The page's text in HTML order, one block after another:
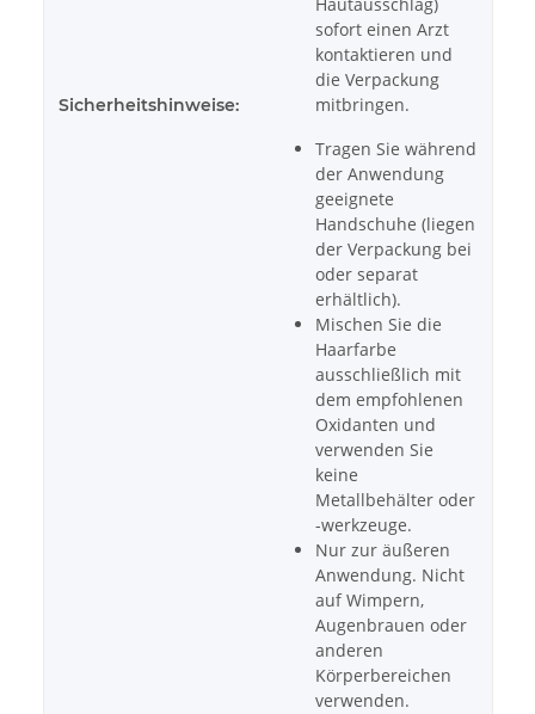
Sicherheitshinweise:
sofort einen Arzt
kontaktieren und
die Verpackung
mitbringen.
Tragen Sie während
der Anwendung
geeignete
Handschuhe (liegen
der Verpackung bei
oder separat
erhältlich).
Mischen Sie die
Haarfarbe
ausschließlich mit
dem empfohlenen
Oxidanten und
verwenden Sie
keine
Metallbehälter oder
-werkzeuge.
Nur zur äußeren
Anwendung. Nicht
auf Wimpern,
Augenbrauen oder
anderen
Körperbereichen
verwenden.